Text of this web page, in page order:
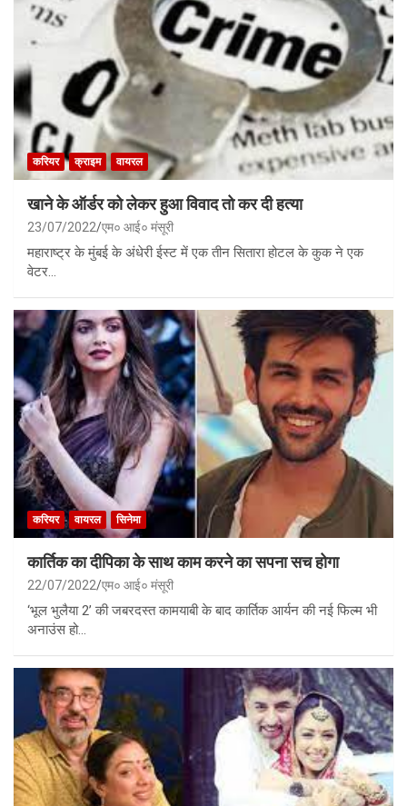
करियर क्राइम वायरल
खाने के ऑर्डर को लेकर हुआ विवाद तो कर दी हत्या
23/07/2022 एम० आई० मंसूरी
महाराष्ट्र के मुंबई के अंधेरी ईस्ट में एक तीन सितारा होटल के कुक ने एक
वेटर…
करियर वायरल सिनेमा
कार्तिक का दीपिका के साथ काम करने का सपना सच होगा
22/07/2022 एम० आई० मंसूरी
‘भूल भुलैया 2’ की जबरदस्त कामयाबी के बाद कार्तिक आर्यन की नई फिल्म भी
अनाउंस हो…